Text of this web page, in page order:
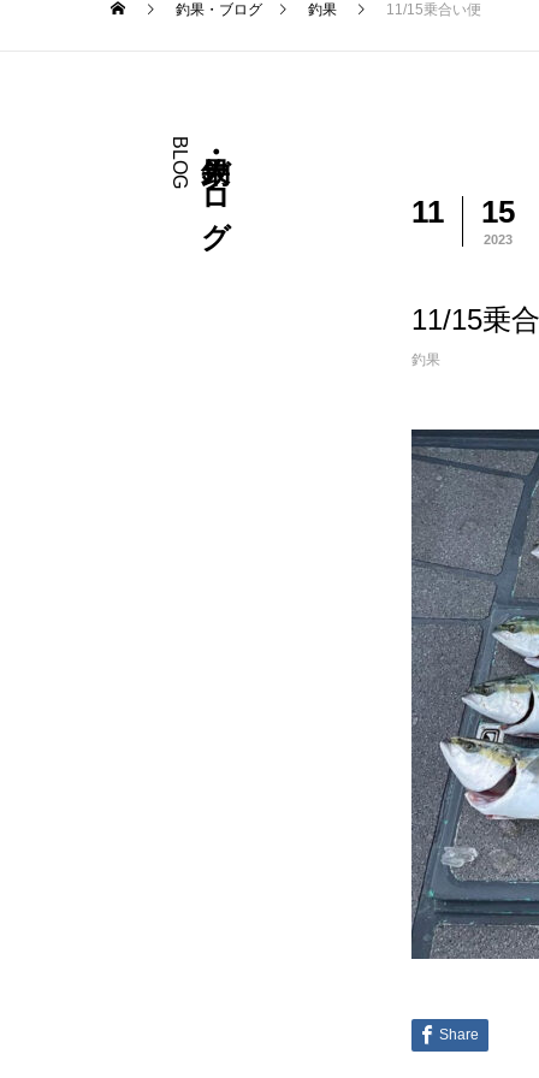
釣果・ブログ 釣果 11/15乗合い便
釣果・ブログ
BLOG
11 15
2023
11/15乗
釣果
Share